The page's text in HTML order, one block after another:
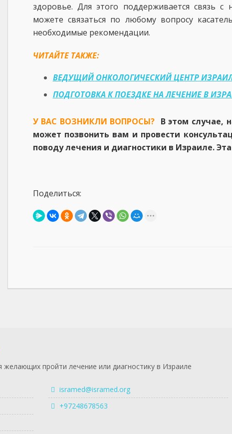
здоровье. Для этого поддерживается связь
можете связаться по любому вопросу
необходимые рекомендации.
ЧИТАЙТЕ ТАКЖЕ:
ВЕДУЩИЙ ОНКОЛОГИЧЕСКИЙ ЦЕНТР
ПОДГОТОВКА К ПОЕЗДКЕ НА ЛЕЧЕНИЕ В
У ВАС ВОЗНИКЛИ ВОПРОСЫ? В этом случае,
может позвонить вам и провести
поводу лечения и диагностики в Израиле. Эта
Поделиться:
пройти лечение или диагностику в Израиле
isramed@isramed.org
+97248678563